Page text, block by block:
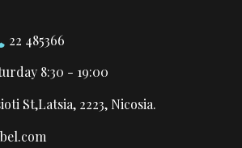
22 485366
8:30 - 19:00
St,Latsia, 2223, Nicosia.